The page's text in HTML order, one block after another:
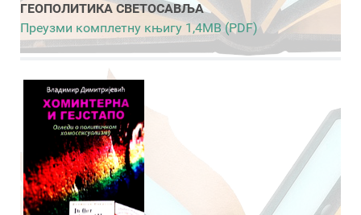
ГЕОПОЛИТИКА СВЕТОСАВЉА
Преузми комплетну књигу 1,4MB (PDF)